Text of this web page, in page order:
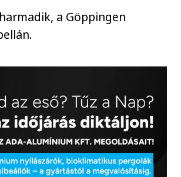
a Göppingen